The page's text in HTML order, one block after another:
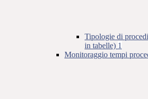
Tipologie di
in tabelle) 1
Monitoraggio tempi